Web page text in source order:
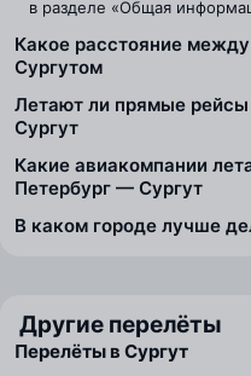
в разделе «Общая
Какое расстояние
Сургутом
Летают ли прямые рейсы
Сургут
Какие авиакомпании
Петербург — Сургут
В каком городе лучше
Другие перелёты
Перелёты в Сургут